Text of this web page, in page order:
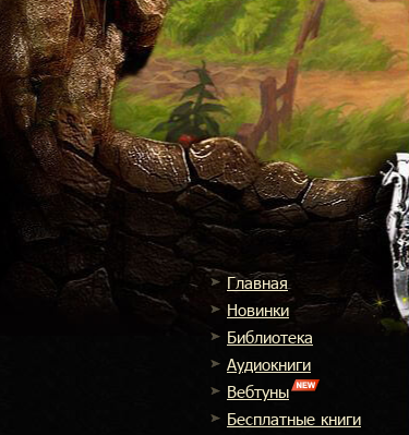
Главная
Новинки
Библиотека
Аудиокниги
Вебтуны
Бесплатные книги